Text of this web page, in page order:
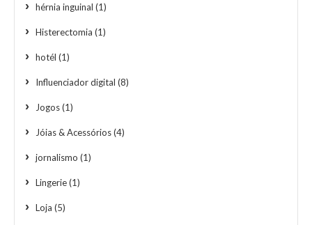
hérnia inguinal (1)
Histerectomia (1)
hotél (1)
Influenciador digital (8)
Jogos(1)
Jóias & Acessórios(4)
jornalismo (1)
Lingerie(1)
Loja (5)